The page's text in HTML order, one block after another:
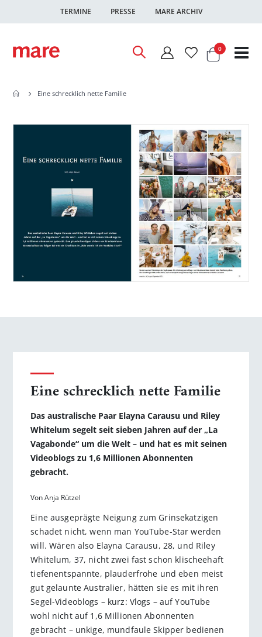
TERMINE PRESSE MARE ARCHIV
Warenkorb
0Artikel
Eine schrecklich nette Familie
der
der
Eine schrecklich nette Familie
Das australische Paar Elayna Carausu und Riley
Whitelum segelt seit sieben Jahren auf der „La
Vagabonde“ um die Welt – und hat es mit seinen
Videoblogs zu 1,6 Millionen Abonnenten
gebracht.
Von Anja Rützel
Eine ausgeprägte Neigung zum Grinsekatzigen
schadet nicht, wenn man YouTube-Star werden
will. Wären also Elayna Carausu, 28, und Riley
Whitelum, 37, nicht zwei fast schon klischeehaft
tiefenentspannte, plauderfrohe und eben meist
gut gelaunte Australier, hätten sie es mit ihren
Segel-Videoblogs – kurz: Vlogs – auf YouTube
wohl nicht auf 1,6 Millionen Abonnenten
gebracht – unkige, mundfaule Skipper bedienen